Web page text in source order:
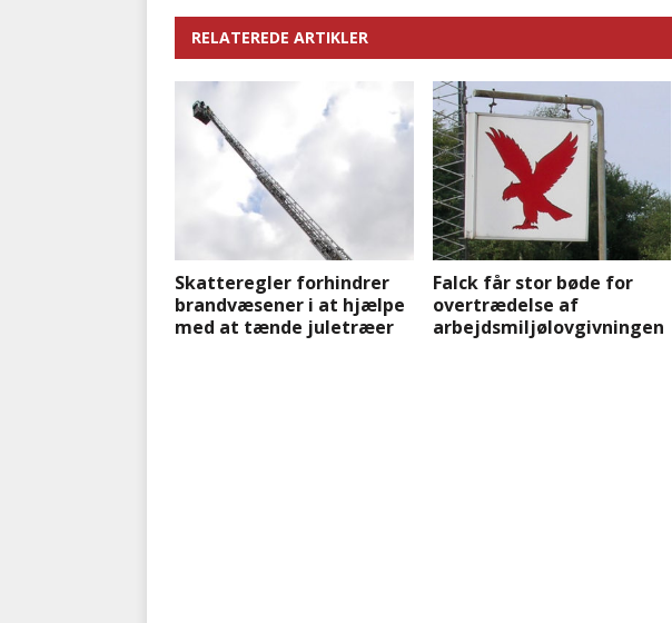
RELATEREDE ARTIKLER
Skatteregler forhindrer
brandvæsener i at hjælpe
med at tænde juletræer
Falck får stor bøde for
overtrædelse af
arbejdsmiljølovgivningen